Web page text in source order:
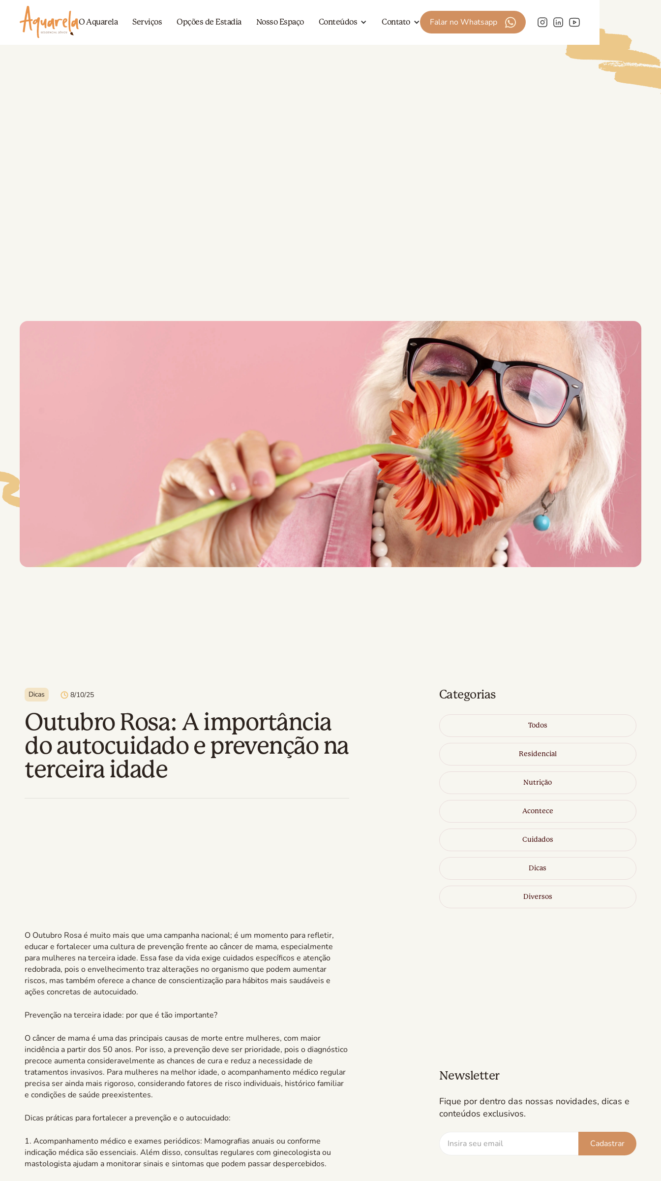
O Aquarela Serviços Opções de Estadia Nosso Espaço Conteúdos Contato Falar no Whatsapp
Dicas 8/10/25
Outubro Rosa: A importância
do autocuidado e prevenção na
terceira idade
O Outubro Rosa é muito mais que uma campanha nacional; é um momento para refletir,
educar e fortalecer uma cultura de prevenção frente ao câncer de mama, especialmente
para mulheres na terceira idade. Essa fase da vida exige cuidados específicos e atenção
redobrada, pois o envelhecimento traz alterações no organismo que podem aumentar
riscos, mas também oferece a chance de conscientização para hábitos mais saudáveis e
ações concretas de autocuidado.
Prevenção na terceira idade: por que é tão importante?
O câncer de mama é uma das principais causas de morte entre mulheres, com maior
incidência a partir dos 50 anos. Por isso, a prevenção deve ser prioridade, pois o diagnóstico
precoce aumenta consideravelmente as chances de cura e reduz a necessidade de
tratamentos invasivos. Para mulheres na melhor idade, o acompanhamento médico regular
precisa ser ainda mais rigoroso, considerando fatores de risco individuais, histórico familiar
e condições de saúde preexistentes.
Dicas práticas para fortalecer a prevenção e o autocuidado:
1. Acompanhamento médico e exames periódicos: Mamografias anuais ou conforme
indicação médica são essenciais. Além disso, consultas regulares com ginecologista ou
mastologista ajudam a monitorar sinais e sintomas que podem passar despercebidos.
Categorias
Todos
Residencial
Nutrição
Acontece
Cuidados
Dicas
Diversos
Newsletter
Fique por dentro das nossas novidades, dicas e
conteúdos exclusivos.